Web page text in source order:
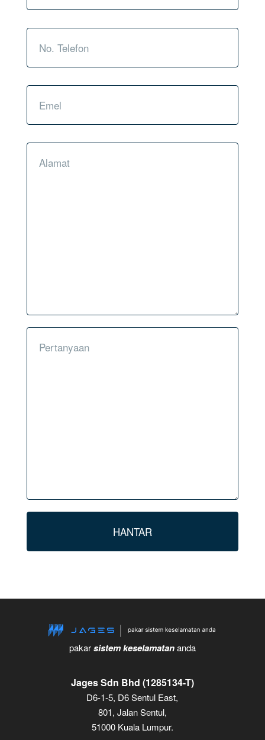
pakarsistem keselamatananda
Jages Sdn Bhd (1285134-T)
D6-1-5, D6 Sentul East,
801, Jalan Sentul,
51000 Kuala Lumpur.